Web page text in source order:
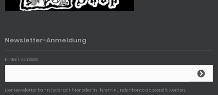
Newsletter-Anmeldung
E-Mail-Adresse:
Der Newsletter kann jederzeit hier oder in Ihrem Kundenkonto abbestellt werden.